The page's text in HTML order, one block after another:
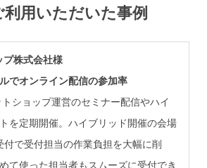
用いただいた事例
プ株式会社様
でオンライン配信の参加率
トショップ運営のセミナー配信やハイ
を定期開催。ハイブリッド開催の会場
付で受付担当の作業負担を大幅に削
て使った担当者もスムーズに受付でき